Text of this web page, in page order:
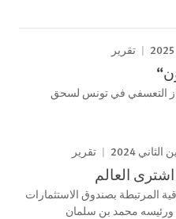
تقرير
التعسفي في تونس لسحق
تقرير
العالم
المرتبطة بصندوق الاستثمارات
ورئيسه محمد بن سلمان